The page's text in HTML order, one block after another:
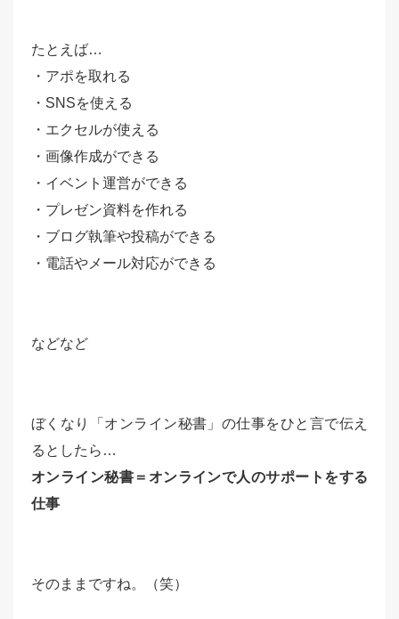
たとえば…
・アポを取れる
・SNSを使える
・エクセルが使える
・画像作成ができる
・イベント運営ができる
・プレゼン資料を作れる
・ブログ執筆や投稿ができる
・電話やメール対応ができる
などなど
ぼくなり「オンライン秘書」の仕事をひと言で伝え
るとしたら…
オンライン秘書＝オンラインで人のサポートをする
仕事
そのままですね。（笑）